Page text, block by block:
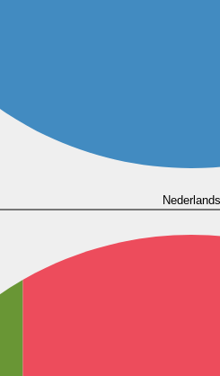
Nederlands